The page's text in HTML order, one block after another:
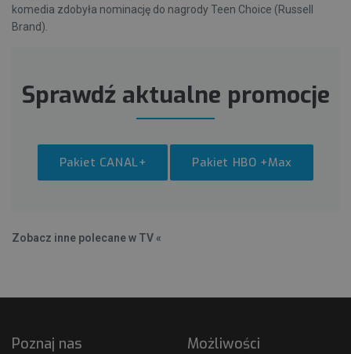
komedia zdobyła nominację do nagrody Teen Choice (Russell
Brand).
Sprawdź aktualne promocje
Pakiet CANAL+ Pakiet HBO +Max
Zobacz inne polecane w TV «
Poznaj nas Możliwości